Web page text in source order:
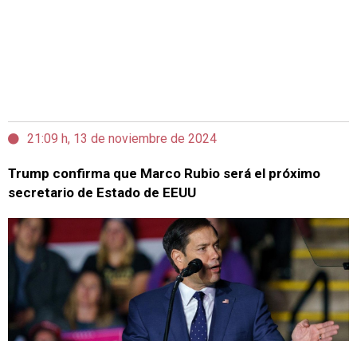
21:09 h, 13 de noviembre de 2024
Trump confirma que Marco Rubio será el próximo
secretario de Estado de EEUU